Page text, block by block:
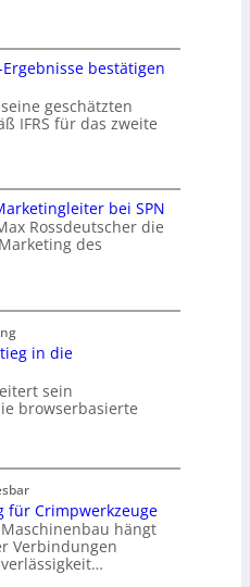
bestätigen
geschätzten
IFRS für das zweite
bei SPN
Rossdeutscher die
des
in die
sein
browserbasierte
für Crimpwerkzeuge
hängt
Verbindungen